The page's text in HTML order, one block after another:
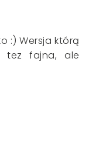
:) Wersja którą
tez fajna, ale